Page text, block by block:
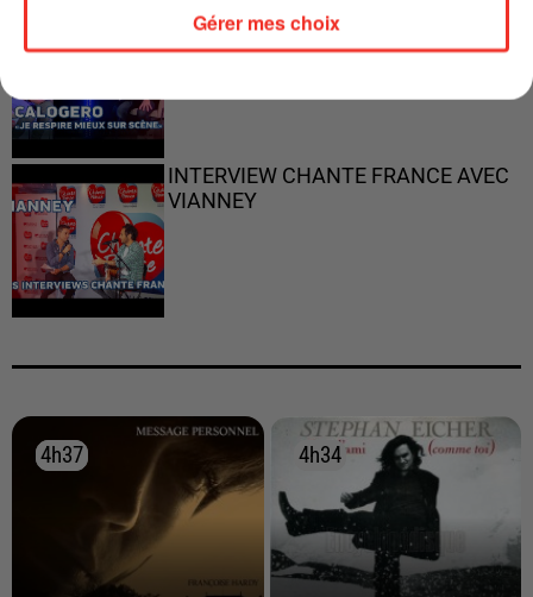
"JE RESPIRE MIEUX SUR SCÈNE" -
CALOGERO
INTERVIEW CHANTE FRANCE AVEC
VIANNEY
4h37
4h37 4h34
4h34
Gérer mes choix